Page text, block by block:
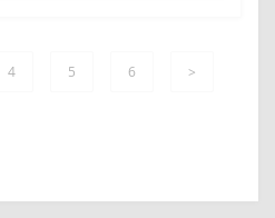
4 5 6 >